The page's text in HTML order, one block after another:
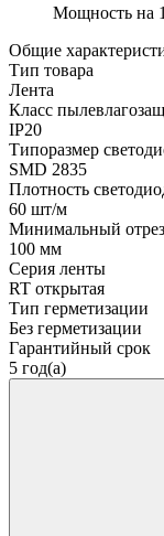
Мощность на
Общие
Тип товара
Лента
Класс
IP20
Типоразмер
SMD 2835
Плотность
60 шт/м
Минимальный
100 мм
Серия ленты
RT открытая
Тип герметизации
Без герметизации
Гарантийный срок
5 год(а)